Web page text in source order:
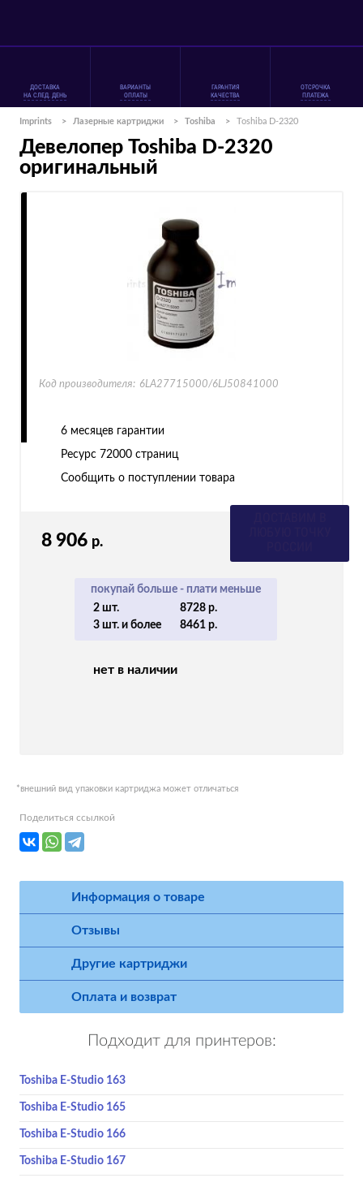
ДОСТАВКА
НА СЛЕД. ДЕНЬ
ВАРИАНТЫ
ОПЛАТЫ
ГАРАНТИЯ
КАЧЕСТВА
ОТСРОЧКА
ПЛАТЕЖА
Imprints > Лазерные картриджи > Toshiba > Toshiba D-2320
Девелопер Toshiba D-2320
оригинальный
8 906 р.
покупай больше - плати меньше
2 шт.
8728 р.
3 шт. и более
8461 р.
нет в наличии
Код производителя: 6LA27715000/6LJ50841000
6 месяцев гарантии
Ресурс 72000 страниц
Сообщить о поступлении товара
*внешний вид упаковки картриджа может отличаться
Поделиться ссылкой
Информация о товаре
Отзывы
Другие картриджи
Оплата и возврат
Подходит для принтеров:
Toshiba E-Studio 163
Toshiba E-Studio 165
Toshiba E-Studio 166
Toshiba E-Studio 167